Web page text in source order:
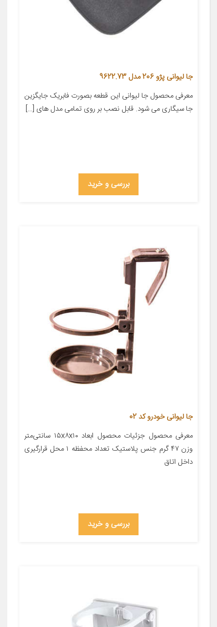
جا لیوانی پژو 206 مدل 9622.73
معرفی محصول جا لیوانی این قطعه بصورت فابریک جایگزین
جا سیگاری می شود. قابل نصب بر روی تمامی مدل های […]
بررسی و خرید
جا لیوانی خودرو کد 02
معرفی محصول جزئیات محصول ابعاد ۱۵x۸x۱۰ سانتی‌متر
وزن ۴۷ گرم جنس پلاستیک تعداد محفظه ۱ محل قرارگیری
داخل اتاق
بررسی و خرید